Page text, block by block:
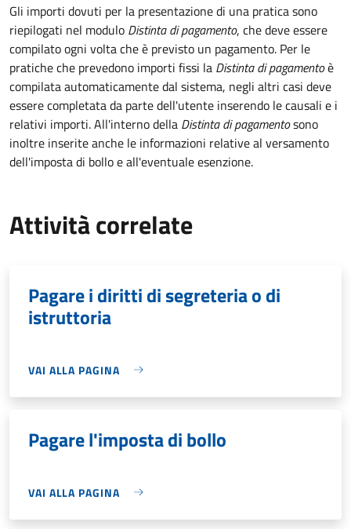
Gli importi dovuti per la presentazione di una pratica sono
riepilogati nel modulo Distinta di pagamento, che deve essere
compilato ogni volta che è previsto un pagamento. Per le
pratiche che prevedono importi fissi la Distinta di pagamentoè
compilata automaticamente dal sistema, negli altri casi deve
essere completata da parte dell'utente inserendo le causali e i
relativi importi.All'interno della Distinta di pagamentosono
inoltre inserite anche le informazioni relative al versamento
dell'imposta di bollo e all'eventuale esenzione.
Attività correlate
Pagare i diritti di segreteria o di
istruttoria
VAI ALLA PAGINA
Pagare l'imposta di bollo
VAI ALLA PAGINA